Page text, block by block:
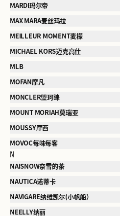
MARDI玛尔帝
MAX MARA麦丝玛拉
MEILLEUR MOMENT麦檬
MICHAEL KORS迈克高仕
MLB
MOFAN摩凡
MONCLER盟珂睐
MOUNT MORIAH莫瑞亚
MOUSSY摩西
MOVOC每味每客
N
NAISNOW奈雪的茶
NAUTICA诺蒂卡
NAVIGARE纳维凯尔(小帆船）
NEELLY纳丽